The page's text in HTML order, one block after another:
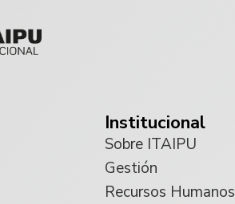
Institucional
Sobre ITAIPU
Gestión
Recursos Humanos